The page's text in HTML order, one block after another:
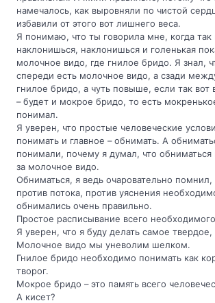
намечалось, как выровняли по чистой
избавили от этого вот лишнего веса.
Я понимаю, что ты говорила мне, когда так
наклонишься, наклонишься и голенькая
молочное видо, где гнилое бридо. Я знал,
спереди есть молочное видо, а сзади
гнилое бридо, а чуть повыше, если так вот
– будет и мокрое бридо, то есть
понимал.
Я уверен, что простые человеческие
понимать и главное – обнимать. А
понимали, почему я думал, что
за молочное видо.
Обниматься, я ведь очаровательно помнил,
против потока, против уяснения
обнимались очень правильно.
Простое расписывание всего
Я уверен, что я буду делать самое
Молочное видо мы уневолим шелком.
Гнилое бридо необходимо понимать как
творог.
Мокрое бридо – это память всего
А кисет?